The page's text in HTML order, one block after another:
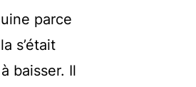
parce
s’était
baisser. Il